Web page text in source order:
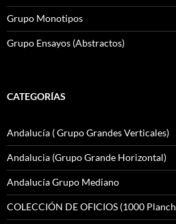
Grupo Monotipos
Grupo Ensayos (Abstractos)
CATEGORÍAS
Andalucía ( Grupo Grandes Verticales)
Andalucia (Grupo Grande Horizontal)
Andalucía Grupo Mediano
COLECCIÓN DE OFICIOS (1000